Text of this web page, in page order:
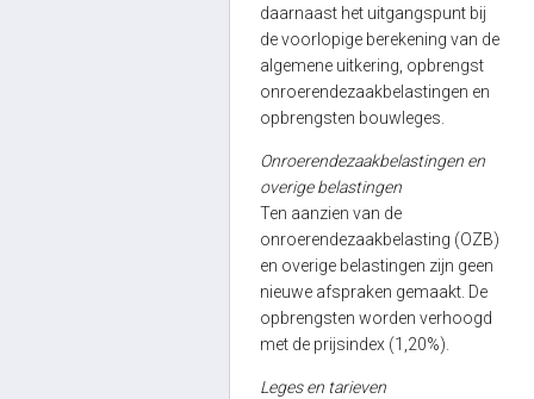
daarnaast het uitgangspunt bij
de voorlopige berekening van de
algemene uitkering, opbrengst
onroerendezaakbelastingen en
opbrengsten bouwleges.
Onroerendezaakbelastingen en
overige belastingen
Ten aanzien van de
onroerendezaakbelasting (OZB)
en overige belastingen zijn geen
nieuwe afspraken gemaakt. De
opbrengsten worden verhoogd
met de prijsindex (1,20%).
Leges en tarieven